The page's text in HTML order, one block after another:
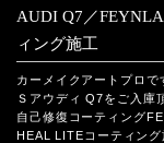
AUDI Q7／
ィング施工
カーメイクアートプロで
Ｓアウディ Q7をご入庫
自己修復コーティング
HEAL LITEコーティン